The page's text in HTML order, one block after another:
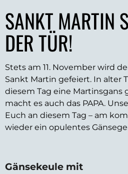
SANKT MARTIN
DER TÜR!
Stets am 11. November wird
Sankt Martin gefeiert. In alter
diesem Tag eine Martinsgans
macht es auch das PAPA.
Euch an diesem Tag – am
wieder ein opulentes
Gänsekeule mit